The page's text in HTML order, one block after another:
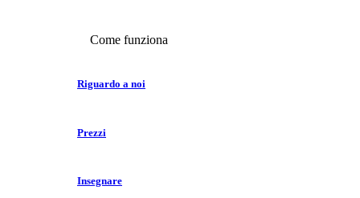
Come funziona
Riguardo a noi
Prezzi
Insegnare